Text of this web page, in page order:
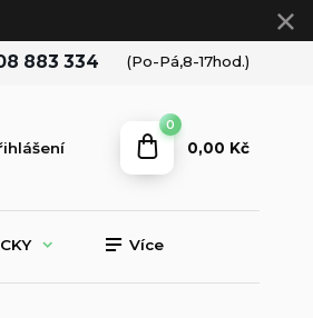
883 334 (Po-Pá,8-17hod.)
0
0,00 Kč
Více